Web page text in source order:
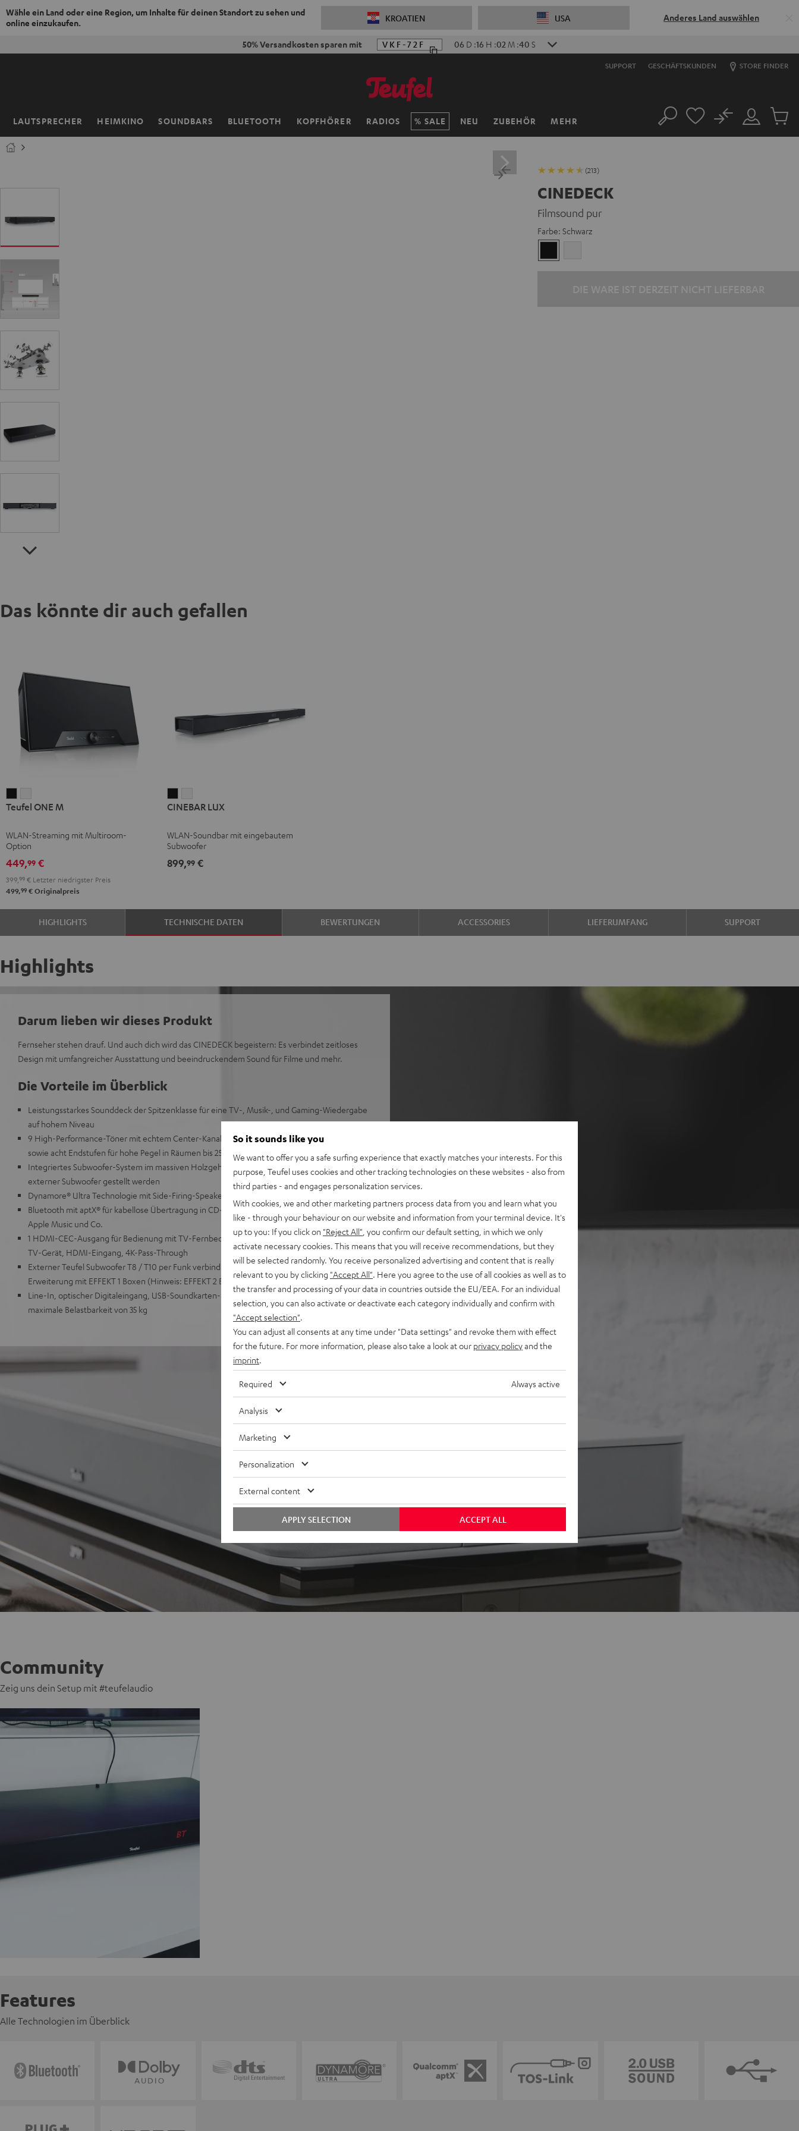
Wähle ein Land oder eine Region, um Inhalte für deinen Standort zu sehen und
online einzukaufen.
KROATIEN USA Anderes Land auswählen
50% Versandkosten sparen mit VKF-72F 06 D :16 H :02 M :38 S
SUPPORT GESCHÄFTSKUNDEN STORE FINDER
LAUTSPRECHER HEIMKINO SOUNDBARS BLUETOOTH KOPFHÖRER RADIOS SALE NEU ZUBEHÖR MEHR
Startseite Suche
Mein
Konto
No
Artikel
(213)
CINEDECK
Filmsound pur
Farbe: Schwarz
Das könnte dir auch gefallen
ONE
Schwarz
ONE
Weiß
Teufel ONE M
WLAN-Streaming mit Multiroom-
Option
449,99 €
399, 99 € Letzter niedrigster Preis
499,99 € Originalpreis
LUXLUX
CINEBAR LUX
WLAN-Soundbar mit eingebautem
Subwoofer
899,99€
HIGHLIGHTS TECHNISCHE DATEN BEWERTUNGEN ACCESSORIES LIEFERUMFANG SUPPORT
Highlights
Darum lieben wir dieses Produkt
Fernseher stehen drauf. Und auch dich wird das CINEDECK begeistern: Es verbindet zeitloses
Design mit umfangreicher Ausstattung und beeindruckendem Sound für Filme und mehr.
Die Vorteile im Überblick
Leistungsstarkes Sounddeck der Spitzenklasse für eine TV-, Musik-, und Gaming-Wiedergabe
auf hohem Niveau
9 High-Performance-Töner mit echtem Center-Kanal für bestmögliche Sprachverständlichkeit
sowie acht Endstufen für hohe Pegel in Räumen bis 25 m²
Integriertes Subwoofer-System im massiven Holzgehäuse für präzisen Tiefbass, es muss kein
externer Subwoofer gestellt werden
Dynamore® Ultra Technologie mit Side-Firing-Speaker für virtuellen Surround Sound
Bluetooth mit aptX® für kabellose Übertragung in CD-ähnlicher Qualität von Spotify, Youtube,
Apple Music und Co.
1 HDMI-CEC-Ausgang für Bedienung mit TV-Fernbedienung, ARC für Ein-Kabel-Anschluss am
TV-Gerät, HDMI-Eingang, 4K-Pass-Through
Externer Teufel Subwoofer T8 / T10 per Funk verbindbar, optionale Surround-Sound-
Erweiterung mit EFFEKT 1 Boxen (Hinweis: EFFEKT 2 Boxen nicht kompatibel)
Line-In, optischer Digitaleingang, USB-Soundkarten-Funktion, Hinweis: bitte beachte die
maximale Belastbarkeit von 35 kg
Community
Zeig uns dein Setup mit #teufelaudio
Features
Alle Technologien im Überblick
So it sounds like you
We want to offer you a safe surfing experience that exactly matches your interests. For this
purpose, Teufel uses cookies and other tracking technologies on these websites - also from
third parties - and engages personalization services.
With cookies, we and other marketing partners process data from you and learn what you
like - through your behaviour on our website and information from your terminal device. It's
up to you: If you click on "Reject All" , you confirm our default setting, in which we only
activate necessary cookies. This means that you will receive recommendations, but they
will be selected randomly. You receive personalized advertising and content that is really
relevant to you by clicking "Accept All" . Here you agree to the use of all cookies as well as to
the transfer and processing of your data in countries outside the EU/EEA. For an individual
selection, you can also activate or deactivate each category individually and confirm with
"Accept selection"
You can adjust all consents at any time under "Data settings" and revoke them with effect
for the future. For more information, please also take a look at our privacy policyand the
imprint
Required Always active
Analysis
Marketing
Personalization
External content
ACCEPT ALL
APPLY SELECTION